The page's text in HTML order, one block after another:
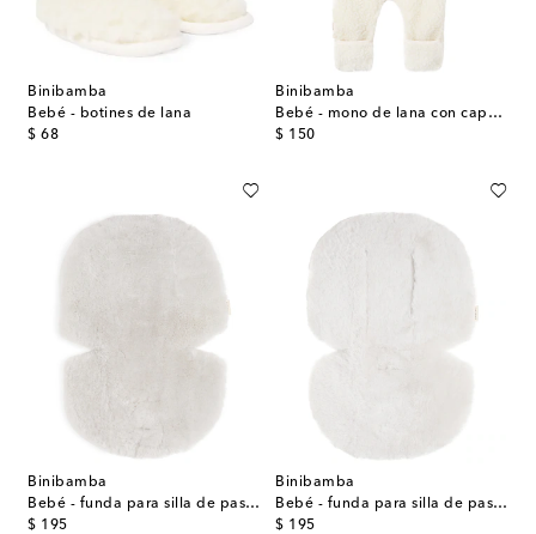
Binibamba
Bebé - botines de lana
$ 68
original price
Binibamba
Bebé - mono de lana con capucha
$ 150
original price
Binibamba
Bebé - funda para silla de paseo Snuggler® de borrego
$ 195
original price
Binibamba
Bebé - funda para silla de paseo Snuggler® de borrego
$ 195
original price